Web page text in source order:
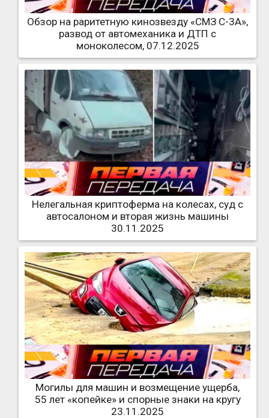
Обзор на раритетную кинозвезду «СМЗ С-3А»,
развод от автомеханика и ДТП с
моноколесом, 07.12.2025
Нелегальная криптоферма на колесах, суд с
автосалоном и вторая жизнь машины
30.11.2025
Могилы для машин и возмещение ущерба,
55 лет «копейке» и спорные знаки на кругу
23.11.2025